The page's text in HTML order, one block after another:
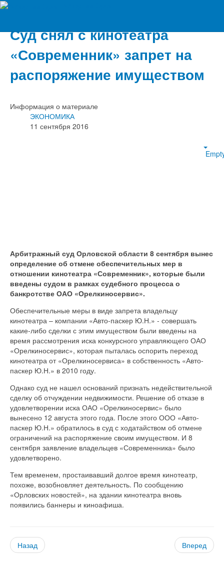
Суд снял с кинотеатра
«Современник» запрет на
распоряжение имуществом
Информация о материале
ЭКОНОМИКА
11 сентября 2016
Арбитражный суд Орловской области 8 сентября вынес
определение об отмене обеспечительных мер в
отношении кинотеатра «Современник», которые были
введены судом в рамках судебного процесса о
банкротстве ОАО «Орелкиносервис».
Обеспечительные меры в виде запрета владельцу
кинотеатра – компании «Авто-паскер Ю.Н.» - совершать
какие-либо сделки с этим имуществом были введены на
время рассмотрения иска конкурсного управляющего ОАО
«Орелкиносервис», которая пыталась оспорить переход
кинотеатра от «Орелкиносервиса» в собственность «Авто-
паскер Ю.Н.» в 2010 году.
Однако суд не нашел оснований признать недействительной
сделку об отчуждении недвижимости. Решение об отказе в
удовлетворении иска ОАО «Орелкиносервис» было
вынесено 12 августа этого года. После этого ООО «Авто-
паскер Ю.Н.» обратилось в суд с ходатайством об отмене
ограничений на распоряжение своим имуществом. И 8
сентября заявление владельцев «Современника» было
удовлетворено.
Тем временем, простаивавший долгое время кинотеатр,
похоже, возобновляет деятельность. По сообщению
«Орловских новостей», на здании кинотеатра вновь
появились баннеры и киноафиша.
Назад Вперед